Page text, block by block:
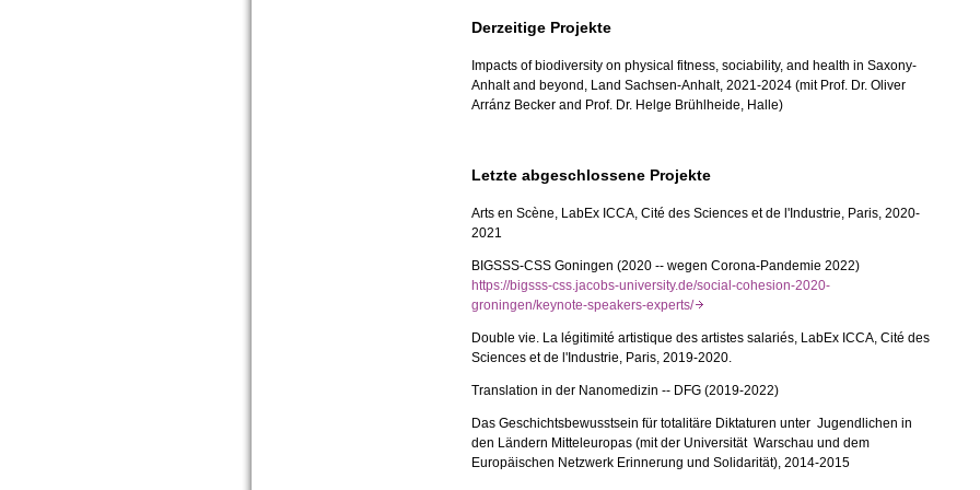
Derzeitige Projekte
Impacts of biodiversity on physical fitness, sociability, and health in Saxony-
Anhalt and beyond, Land Sachsen-Anhalt, 2021-2024 (mit Prof. Dr. Oliver
Arránz Becker and Prof. Dr. Helge Brühlheide, Halle)
Letzte abgeschlossene Projekte
Arts en Scène, LabEx ICCA, Cité des Sciences et de l'Industrie, Paris, 2020-
2021
BIGSSS-CSS Goningen (2020 -- wegen Corona-Pandemie 2022)
https://bigsss-css.jacobs-university.de/social-cohesion-2020-
groningen/keynote-speakers-experts/
Double vie. La légitimité artistique des artistes salariés, LabEx ICCA, Cité des
Sciences et de l'Industrie, Paris, 2019-2020.
Translation in der Nanomedizin -- DFG (2019-2022)
Das Geschichtsbewusstsein für totalitäre Diktaturen unter Jugendlichen in
den Ländern Mitteleuropas (mit der Universität Warschau und dem
Europäischen Netzwerk Erinnerung und Solidarität), 2014-2015